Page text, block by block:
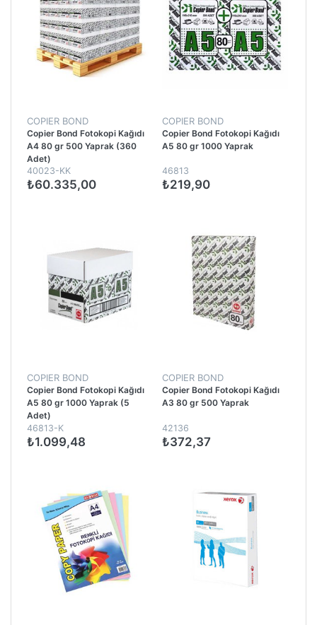
COPIER BOND
Copier Bond Fotokopi Kağıdı
A4 80 gr 500 Yaprak (360
Adet)
40023-KK
₺60.335,00
COPIER BOND
Copier Bond Fotokopi Kağıdı
A5 80 gr 1000 Yaprak
46813
₺219,90
COPIER BOND
Copier Bond Fotokopi Kağıdı
A5 80 gr 1000 Yaprak (5
Adet)
46813-K
₺1.099,48
COPIER BOND
Copier Bond Fotokopi Kağıdı
A3 80 gr 500 Yaprak
42136
₺372,37